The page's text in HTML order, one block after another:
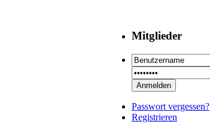
Mitglieder
Passwort vergessen?
Registrieren